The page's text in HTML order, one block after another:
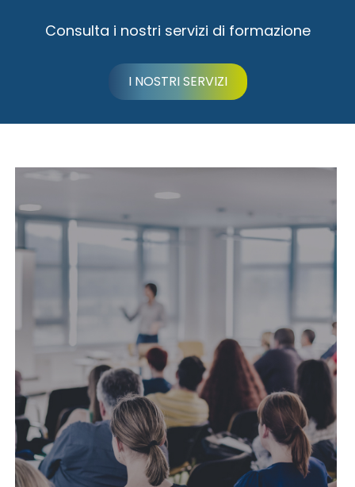
Consulta i nostri servizi di formazione
I NOSTRI SERVIZI